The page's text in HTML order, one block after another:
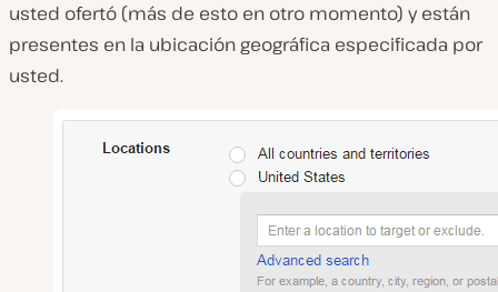
usted ofertó (más de esto en otro momento) y están
presentes en la ubicación geográfica especificada por
usted.